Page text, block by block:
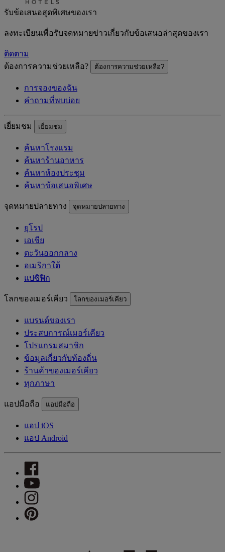
รับข้อเสนอสุดพิเศษของเรา
ลงทะเบียนเพื่อรับจดหมายข่าวเกี่ยวกับข้อเสนอล่าสุดของเรา
ติดตาม
ต้องการความช่วยเหลือ?
ต้องการความช่วยเหลือ?
การจองของฉัน
คำถามที่พบบ่อย
เยี่ยมชม เยี่ยมชม
ค้นหาโรงแรม
ค้นหาร้านอาหาร
ค้นหาห้องประชุม
ค้นหาข้อเสนอพิเศษ
จุดหมายปลายทาง จุดหมายปลายทาง
ยุโรป
เอเชีย
ตะวันออกกลาง
อเมริกาใต้
แปซิฟิก
โลกของเมอร์เคียว โลกของเมอร์เคียว
แบรนด์ของเรา
ประสบการณ์เมอร์เคียว
โปรแกรมสมาชิก
ข้อมูลเกี่ยวกับท้องถิ่น
ร้านค้าของเมอร์เคียว
ทุกภาษา
แอปมือถือ แอปมือถือ
แอป iOS
แอป Android